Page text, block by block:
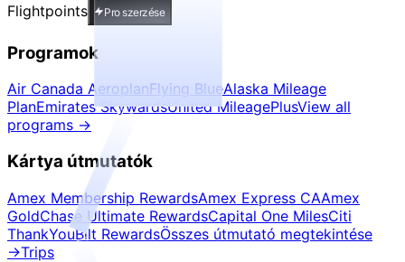
Flightpoints Pro szerzése
Programok
Air Canada AeroplanFlying BlueAlaska Mileage
PlanEmirates SkywardsUnited MileagePlusView all
programs →
Kártya útmutatók
Amex Membership RewardsAmex Express CAAmex
GoldChase Ultimate RewardsCapital One MilesCiti
ThankYouBilt RewardsÖsszes útmutató megtekintése
→Trips